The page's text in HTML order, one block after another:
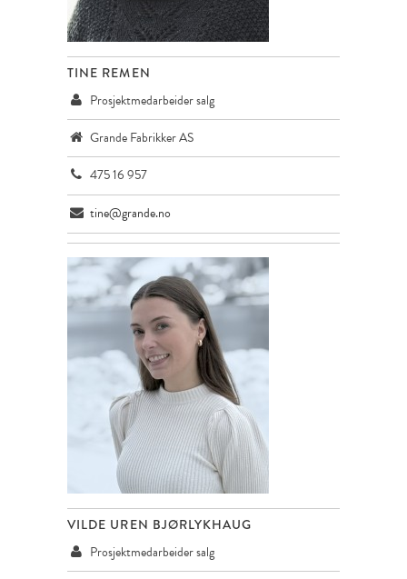
TINE REMEN
Prosjektmedarbeider salg
Grande Fabrikker AS
475 16 957
tine@grande.no
VILDE UREN BJØRLYKHAUG
Prosjektmedarbeider salg